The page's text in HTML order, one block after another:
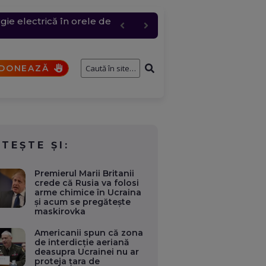
electrică în orele de
cererea a urcat
logistic cheie
consilier
fi analizat de SRI
ȘI:
Premierul Marii Britanii
crede că Rusia va folosi
arme chimice în Ucraina
și acum se pregătește
maskirovka
Americanii spun că zona
de interdicţie aeriană
deasupra Ucrainei nu ar
proteja ţara de